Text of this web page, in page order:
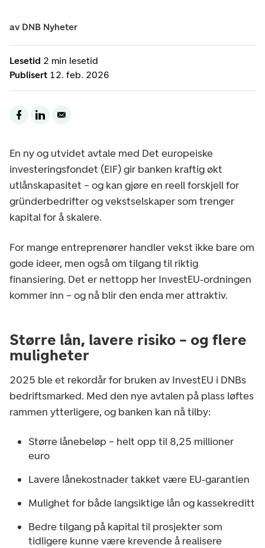
Lesetid 2 min lesetid
Publisert 12. feb. 2026
av DNB Nyheter
En ny og utvidet avtale med Det europeiske
investeringsfondet (EIF) gir banken kraftig økt
utlånskapasitet – og kan gjøre en reell forskjell for
gründerbedrifter og vekstselskaper som trenger
kapital for å skalere.
For mange entreprenører handler vekst ikke bare om
gode ideer, men også om tilgang til riktig
finansiering. Det er nettopp her InvestEU‑ordningen
kommer inn – og nå blir den enda mer attraktiv.
Større lån, lavere risiko – og flere
muligheter
2025 ble et rekordår for bruken av InvestEU i DNBs
bedriftsmarked. Med den nye avtalen på plass løftes
rammen ytterligere, og banken kan nå tilby:
Større lånebeløp – helt opp til 8,25 millioner
euro
Lavere lånekostnader takket være EU‑garantien
Mulighet for både langsiktige lån og kassekreditt
Bedre tilgang på kapital til prosjekter som
tidligere kunne være krevende å realisere